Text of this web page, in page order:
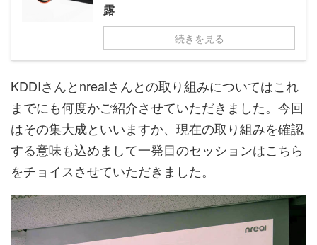
露
続きを見る
KDDIさんとnrealさんとの取り組みについてはこれ
までにも何度かご紹介させていただきました。今回
はその集大成といいますか、現在の取り組みを確認
する意味も込めまして一発目のセッションはこちら
をチョイスさせていただきました。